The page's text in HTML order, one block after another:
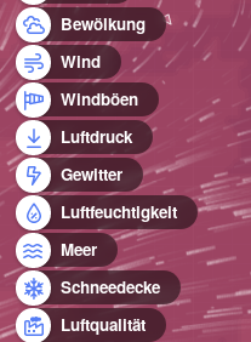
Bewölkung
Wind
Windböen
Luftdruck
Gewitter
Luftfeuchtigkeit
Meer
Schneedecke
Luftqualität